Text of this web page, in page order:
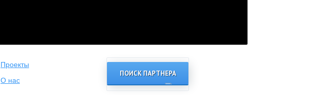
Проекты
О нас
ПОИСК ПАРТНЕРА